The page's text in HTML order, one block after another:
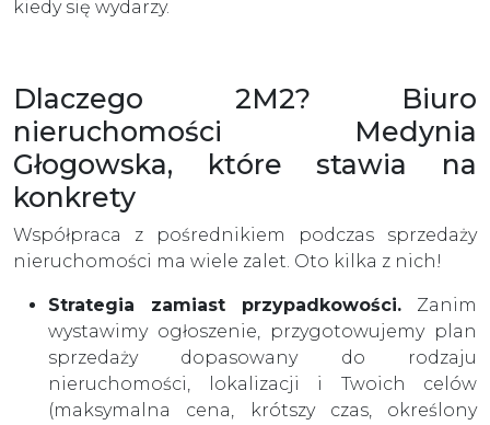
kiedy się wydarzy.
Dlaczego 2M2? Biuro
nieruchomości Medynia
Głogowska, które stawia na
konkrety
Współpraca z pośrednikiem podczas sprzedaży
nieruchomości ma wiele zalet. Oto kilka z nich!
Strategia zamiast przypadkowości. Zanim
wystawimy ogłoszenie, przygotowujemy plan
sprzedaży dopasowany do rodzaju
nieruchomości, lokalizacji i Twoich celów
(maksymalna cena, krótszy czas, określony